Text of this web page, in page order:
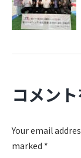
コメン
Your email
marked *